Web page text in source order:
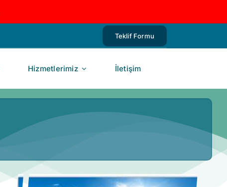
Teklif Formu
Hizmetlerimiz İletişim